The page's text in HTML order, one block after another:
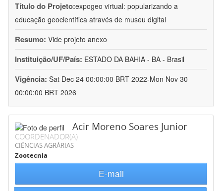
Título do Projeto:expogeo virtual: popularizando a
educação geocientífica através de museu digital
Resumo: Vide projeto anexo
Instituição/UF/País: ESTADO DA BAHIA - BA - Brasil
Vigência: Sat Dec 24 00:00:00 BRT 2022-Mon Nov 30
00:00:00 BRT 2026
Acir Moreno Soares Junior
COORDENADOR(A)
CIÊNCIAS AGRÁRIAS
Zootecnia
E-mail